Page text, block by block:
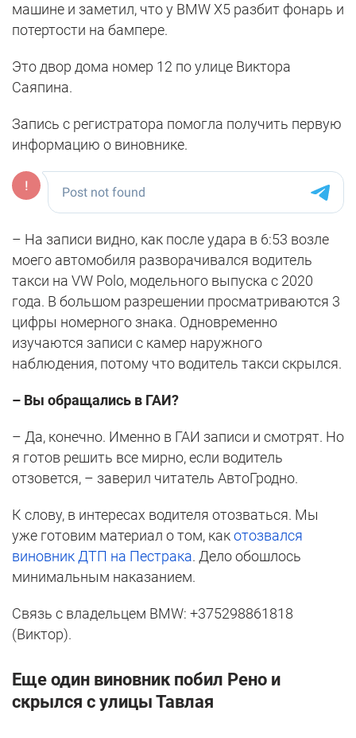
машине и заметил, что у BMW X5 разбит фонарь и
потертости на бампере.
Это двор дома номер 12 по улице Виктора
Саяпина.
Запись с регистратора помогла получить первую
информацию о виновнике.
– На записи видно, как после удара в 6:53 возле
моего автомобиля разворачивался водитель
такси на VW Polo, модельного выпуска с 2020
года. В большом разрешении просматриваются 3
цифры номерного знака. Одновременно
изучаются записи с камер наружного
наблюдения, потому что водитель такси скрылся.
– Вы обращались в ГАИ?
– Да, конечно. Именно в ГАИ записи и смотрят. Но
я готов решить все мирно, если водитель
отзовется, – заверил читатель АвтоГродно.
К слову, в интересах водителя отозваться. Мы
уже готовим материал о том, какотозвался
виновник ДТП на Пестрака. Дело обошлось
минимальным наказанием.
Связь с владельцем BMW: +375298861818
(Виктор).
Еще один виновник побил Рено и
скрылся с улицы Тавлая